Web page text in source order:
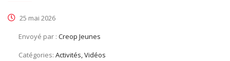
25 mai 2026
Envoyé par : Creop Jeunes
Catégories: Activités, Vidéos